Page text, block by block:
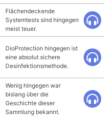
Flächendeckende
Systemtests sind hingegen
meist teuer.
DioProtection hingegen ist
eine absolut sichere
Desinfektionsmethode.
Wenig hingegen war
bislang über die
Geschichte dieser
Sammlung bekannt.